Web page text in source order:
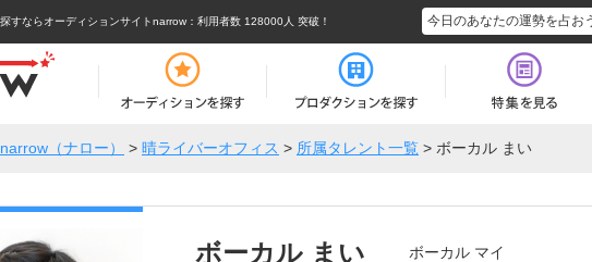
すならオーディションサイトnarrow ：利用者数 128000人 突破！ 今日のあなたの運勢を占お
（ナロー） > 晴ライバーオフィス > 所属タレント一覧 > ボーカル まい
ボーカル まい ボーカル マイ